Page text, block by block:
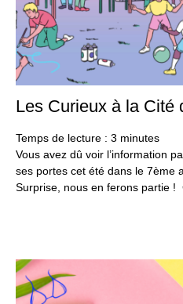
Les Curieux à la Cité
Temps de lecture : 3 minutes
Vous avez dû voir l’information
ses portes cet été dans le 7ème
Surprise, nous en ferons partie !